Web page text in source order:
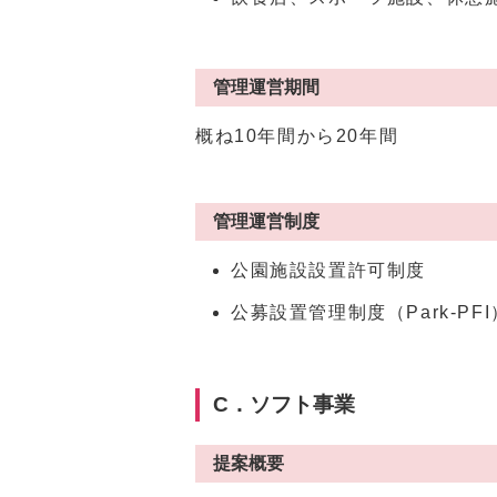
管理運営期間
概ね10年間から20年間
管理運営制度
公園施設設置許可制度
公募設置管理制度（Park-PFI
C．ソフト事業
提案概要